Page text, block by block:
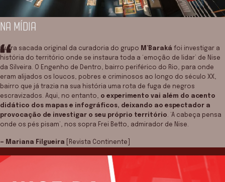
NA MÍDIA
Outra sacada original da curadoria do grupo M’Baraká foi investigar a
história do território onde se instaura toda a ‘emoção de lidar’ de Nise
da Silveira. O Engenho de Dentro, bairro periférico do Rio, para onde
eram alijados os loucos, pobres e criminosos ao longo do século XX,
bairro que já trazia na sua história uma rota de fuga de negros
escravizados. Aqui, no entanto, o experimento vai além do acento
didático dos mapas e infográficos, deixando ao espectador a
provocação de investigar o seu próprio território. ‘A cabeça pensa
onde os pés pisam’, nos sopra Frei Betto, admirador de Nise.
— Mariana Filgueira [Revista Continente]